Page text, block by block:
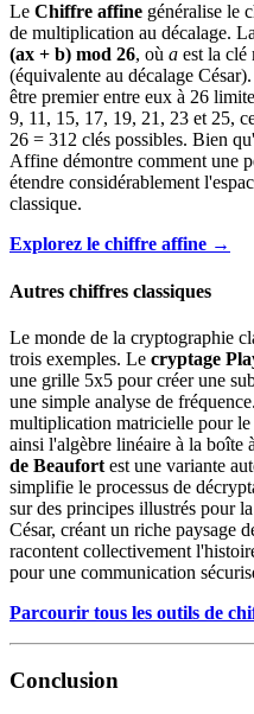
Le Chiffre affine généralise le
de multiplication au décalage.
(ax + b) mod 26, où a est la
(équivalente au décalage
être premier entre eux à 26
9, 11, 15, 17, 19, 21, 23 et 25,
26 = 312 clés possibles. Bien
Affine démontre comment une
étendre considérablement
classique.
Explorez le chiffre affine →
Autres chiffres classiques
Le monde de la cryptographie
trois exemples. Le cryptage
une grille 5x5 pour créer une
une simple analyse de
multiplication matricielle pour
ainsi l'algèbre linéaire à la boîte
de Beaufort est une variante
simplifie le processus de
sur des principes illustrés pour
César, créant un riche paysage
racontent collectivement
pour une communication
Parcourir tous les outils de
Conclusion